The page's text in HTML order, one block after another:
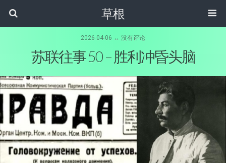
草根
2026-04-06 ↔ 没有评论
苏联往事 50 – 胜利冲昏头脑